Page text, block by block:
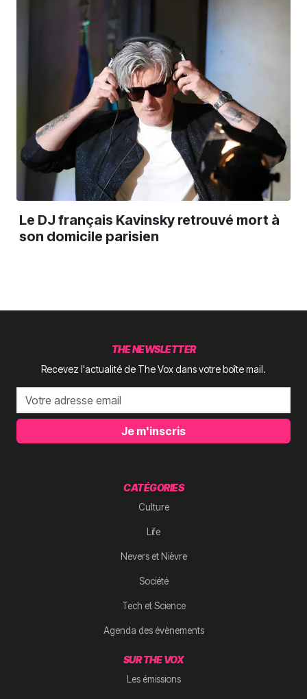
Le DJ français Kavinsky retrouvé mort à
son domicile parisien
THE NEWSLETTER
Recevez l'actualité de The Vox dans votre boîte mail.
Je m'inscris
CATÉGORIES
Culture
Life
Nevers et Nièvre
Société
Tech et Science
Agenda des évènements
SUR THE VOX
Les émissions